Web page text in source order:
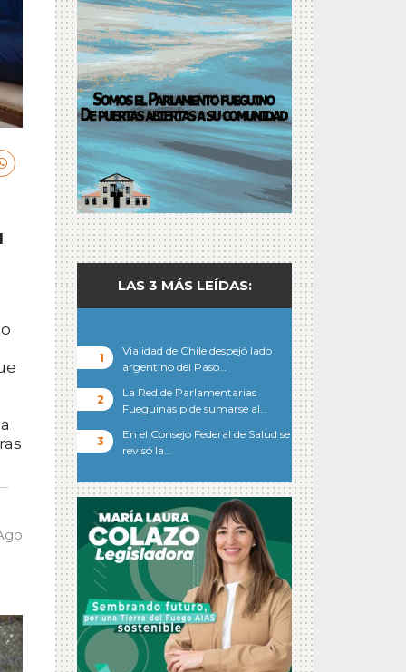
LAS 3 MÁS LEÍDAS:
Vialidad de Chile despejó lado
argentino del Paso…
La Red de Parlamentarias
Fueguinas pide sumarse al…
En el Consejo Federal de Salud se
revisó la…